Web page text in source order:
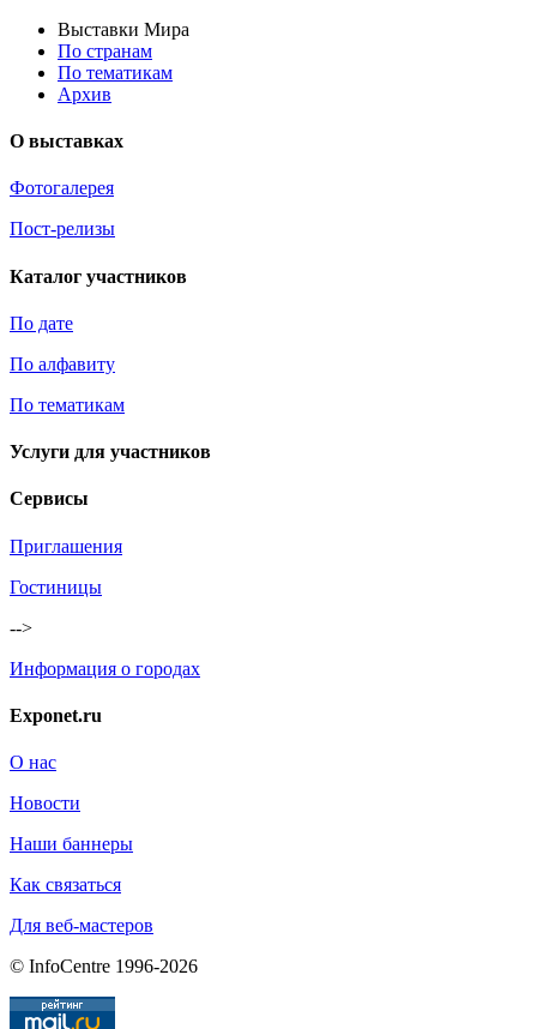
Выставки Мира
По странам
По тематикам
Архив
О выставках
Фотогалерея
Пост-релизы
Каталог участников
По дате
По алфавиту
По тематикам
Услуги для участников
Сервисы
Приглашения
Гостиницы
-->
Информация о городах
Exponet.ru
О нас
Новости
Наши баннеры
Как связаться
Для веб-мастеров
© InfoCentre 1996-2026